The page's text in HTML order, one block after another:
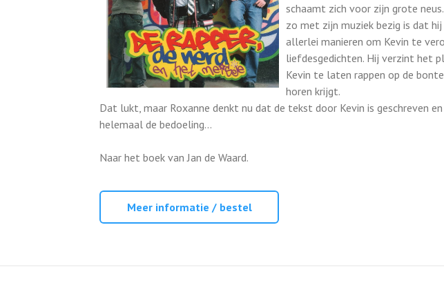
schaamt zich voor zijn grote
zo met zijn muziek bezig is dat
allerlei manieren om Kevin te
liefdesgedichten. Hij verzint het
Kevin te laten rappen op de
horen krijgt.
Dat lukt, maar Roxanne denkt nu dat de tekst door Kevin is geschreven
helemaal de bedoeling...
Naar het boek van Jan de Waard.
Meer informatie / bestel